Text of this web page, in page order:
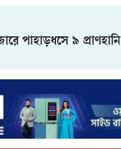
পাহাড়ধসে ৯ প্রাণহানি